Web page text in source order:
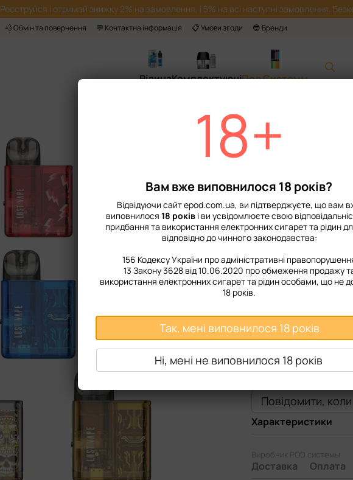
Реєструйся і отримай знижку 2% на замовлення, і 5% на всі наступні замовлення.
💨 Обмін та повернення 💬 Контактна інформація 📋 Умови згоди 😎 Бренди
РідинаКомплектуючіПод Системы
Головна
Lost Vape
609 грн
% Увійтидля
Повідомити,
Характеристики
Виробник POD системы
Доставка Оплата
18+
Вам вже виповнилося 18 років?
Відвідуючи сайт epod.com.ua, ви підтверджуєте, що вам
виповнилося 18 років і ви усвідомлюєте свою
придбання та використання електронних сигарет та рідин
відповідно до чинного законодавства:
156 Кодексу України про адміністративні
13 Закону 3628 від 10.06.2020 про обмеження продажу
використання електронних сигарет та рідин особами, що не
18 років.
Так, мені виповнилося 18 років
Ні, мені не виповнилося 18 років